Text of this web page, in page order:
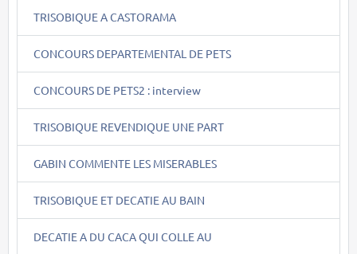
TRISOBIQUE A CASTORAMA
CONCOURS DEPARTEMENTAL DE PETS
CONCOURS DE PETS2 : interview
TRISOBIQUE REVENDIQUE UNE PART
GABIN COMMENTE LES MISERABLES
TRISOBIQUE ET DECATIE AU BAIN
DECATIE A DU CACA QUI COLLE AU